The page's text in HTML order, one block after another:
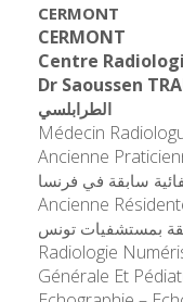
CERMONT
CERMONT
Centre
Dr Saoussen
الطرابلسي
Médecin
Ancienne
سابقة في فرنسا
Ancienne
بمستشفيات تونس
Radiologie
Générale Et